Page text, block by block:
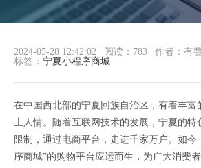
2024-05-28 12:42:02 阅读：783 作者：有
标签： 宁夏小程序商城
在中国西北部的宁夏回族自治区，有着丰富
土人情。随着互联网技术的发展，宁夏的特
限制，通过电商平台，走进千家万户。如今
序商城”的购物平台应运而生，为广大消费